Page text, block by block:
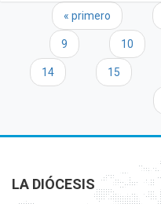
Páginas« primero
9 10
14 15
LA DIÓCESIS